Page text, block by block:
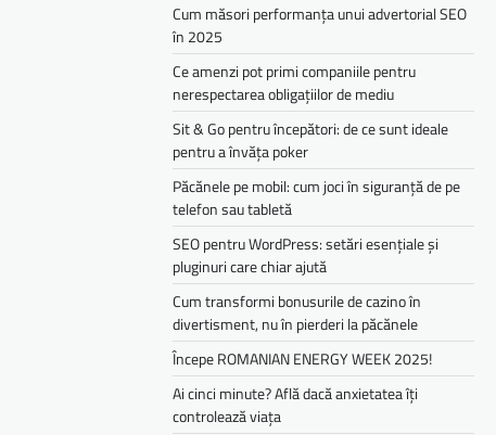
Cum măsori performanța unui advertorial SEO
în 2025
Ce amenzi pot primi companiile pentru
nerespectarea obligațiilor de mediu­­
Sit & Go pentru începători: de ce sunt ideale
pentru a învăța poker
Păcănele pe mobil: cum joci în siguranță de pe
telefon sau tabletă
SEO pentru WordPress: setări esențiale și
pluginuri care chiar ajută
Cum transformi bonusurile de cazino în
divertisment, nu în pierderi la păcănele
Începe ROMANIAN ENERGY WEEK 2025!
Ai cinci minute? Află dacă anxietatea îți
controlează viața